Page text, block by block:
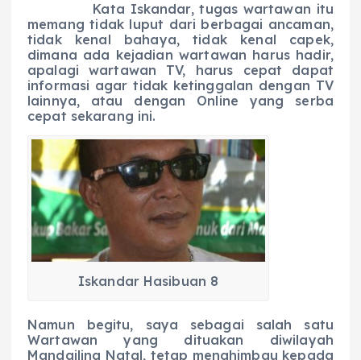
Kata Iskandar, tugas wartawan itu
memang tidak luput dari berbagai ancaman,
tidak kenal bahaya, tidak kenal capek,
dimana ada kejadian wartawan harus hadir,
apalagi wartawan TV, harus cepat dapat
informasi agar tidak ketinggalan dengan TV
lainnya, atau dengan Online yang serba
cepat sekarang ini.
Iskandar Hasibuan 8
Namun begitu, saya sebagai salah satu
Wartawan yang dituakan diwilayah
Mandailing Natal, tetap menghimbau kepada